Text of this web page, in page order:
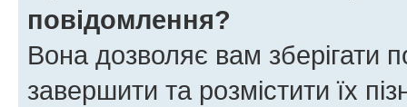
повідомлення?
Вона дозволяє вам зберігати
завершити та розмістити їх